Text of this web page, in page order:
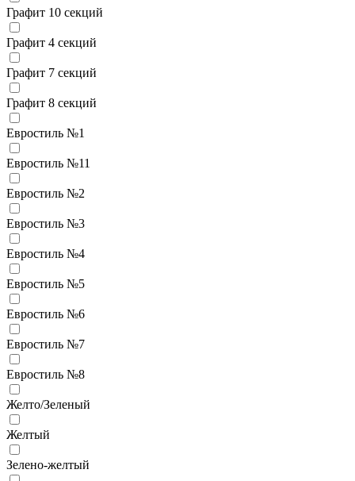
Графит 10 секций
Графит 4 секций
Графит 7 секций
Графит 8 секций
Евростиль №1
Евростиль №11
Евростиль №2
Евростиль №3
Евростиль №4
Евростиль №5
Евростиль №6
Евростиль №7
Евростиль №8
Желто/Зеленый
Желтый
Зелено-желтый